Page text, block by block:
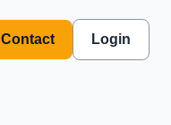
Contact Login